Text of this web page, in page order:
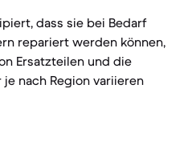
dass sie bei Bedarf
repariert werden können,
Ersatzteilen und die
nach Region variieren